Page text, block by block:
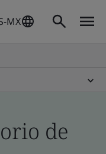
MX
de